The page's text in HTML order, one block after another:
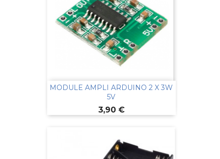
MODULE AMPLI ARDUINO 2 X 3W
5V
Prix
3,90 €